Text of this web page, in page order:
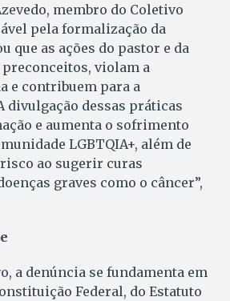
membro do Coletivo
pela formalização da
que as ações do pastor e da
violam a
e contribuem para a
divulgação dessas práticas
e aumenta o sofrimento
LGBTQIA+, além de
ao sugerir curas
graves como o câncer”,
a denúncia se fundamenta em
Federal, do Estatuto